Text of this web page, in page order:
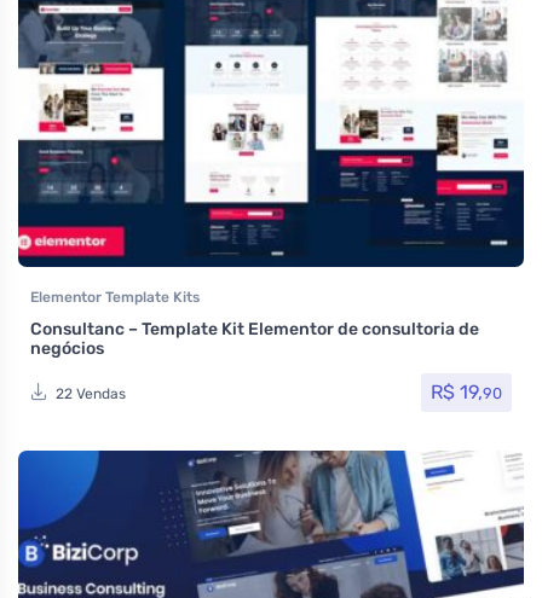
Elementor Template Kits
Consultanc – Template Kit Elementor de consultoria de
negócios
22 Vendas R$ 19,90